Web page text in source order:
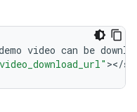
video can be
></